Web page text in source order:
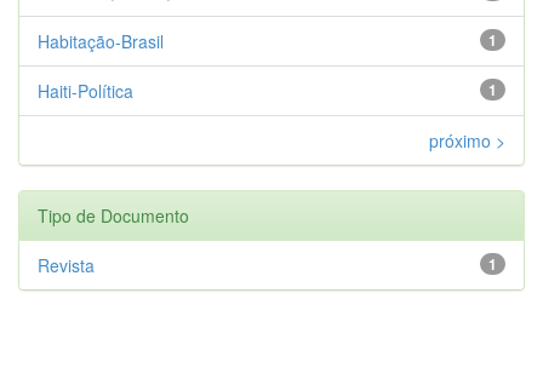
1
Habitação-Brasil
1
Haiti-Política
próximo >
Tipo de Documento
1
Revista